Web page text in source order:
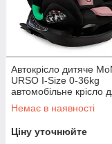
Автокрісло дитяче
URSO I-Size 0-36kg
автомобільне крісло
дітей R_2370 Рожевий
Немає в наявності
Ціну уточнюйте